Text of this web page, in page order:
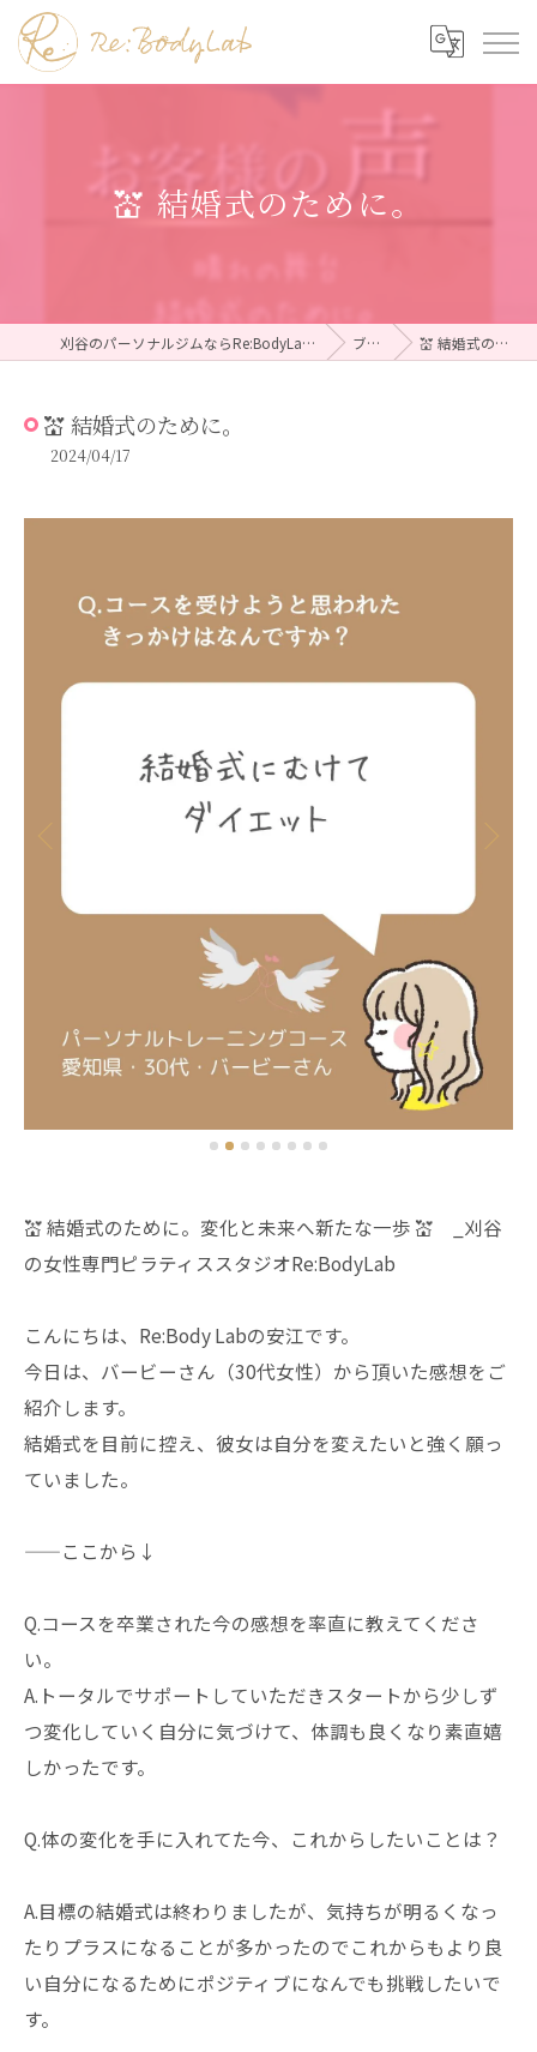
💒 結婚式のために。
刈谷のパーソナルジムならRe:BodyLab（リボディラボ） ブログ 💒 結婚式のために。
💒 結婚式のために。
2024/04/17
💒 結婚式のために。変化と未来へ新たな一歩 💒 _刈谷
の女性専門ピラティススタジオRe:BodyLab
こんにちは、Re:Body Labの安江です。
今日は、バービーさん（30代女性）から頂いた感想をご
紹介します。
結婚式を目前に控え、彼女は自分を変えたいと強く願っ
ていました。
——ここから↓
Q.コースを卒業された今の感想を率直に教えてくださ
い。
A.トータルでサポートしていただきスタートから少しず
つ変化していく自分に気づけて、体調も良くなり素直嬉
しかったです。
Q.体の変化を手に入れてた今、これからしたいことは？
A.目標の結婚式は終わりましたが、気持ちが明るくなっ
たりプラスになることが多かったのでこれからもより良
い自分になるためにポジティブになんでも挑戦したいで
す。